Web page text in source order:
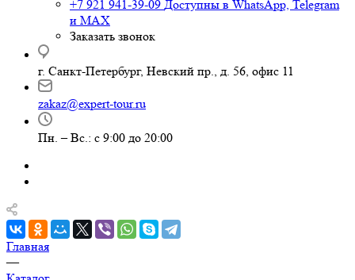
+7 921 941-39-09 Доступны в WhatsApp, Telegram
и MAX
Заказать звонок
г. Санкт-Петербург, Невский пр., д. 56, офис 11
zakaz@expert-tour.ru
Пн. – Вс.: с 9:00 до 20:00
Главная
—